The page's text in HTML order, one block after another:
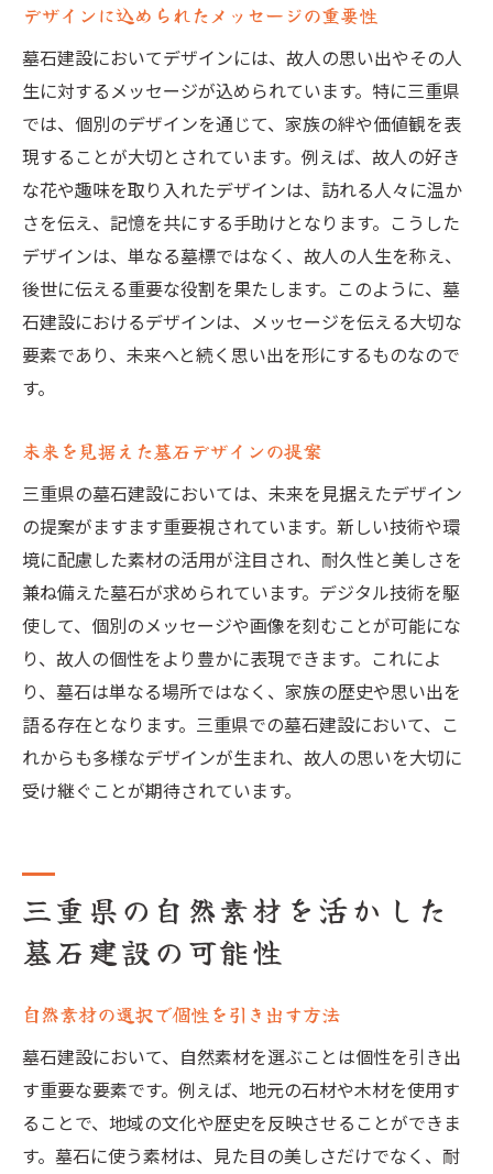
デザインに込められたメッセージの重要性
墓石建設においてデザインには、故人の思い出やその人
生に対するメッセージが込められています。特に三重県
では、個別のデザインを通じて、家族の絆や価値観を表
現することが大切とされています。例えば、故人の好き
な花や趣味を取り入れたデザインは、訪れる人々に温か
さを伝え、記憶を共にする手助けとなります。こうした
デザインは、単なる墓標ではなく、故人の人生を称え、
後世に伝える重要な役割を果たします。このように、墓
石建設におけるデザインは、メッセージを伝える大切な
要素であり、未来へと続く思い出を形にするものなので
す。
未来を見据えた墓石デザインの提案
三重県の墓石建設においては、未来を見据えたデザイン
の提案がますます重要視されています。新しい技術や環
境に配慮した素材の活用が注目され、耐久性と美しさを
兼ね備えた墓石が求められています。デジタル技術を駆
使して、個別のメッセージや画像を刻むことが可能にな
り、故人の個性をより豊かに表現できます。これによ
り、墓石は単なる場所ではなく、家族の歴史や思い出を
語る存在となります。三重県での墓石建設において、こ
れからも多様なデザインが生まれ、故人の思いを大切に
受け継ぐことが期待されています。
三重県の自然素材を活かした
墓石建設の可能性
自然素材の選択で個性を引き出す方法
墓石建設において、自然素材を選ぶことは個性を引き出
す重要な要素です。例えば、地元の石材や木材を使用す
ることで、地域の文化や歴史を反映させることができま
す。墓石に使う素材は、見た目の美しさだけでなく、耐